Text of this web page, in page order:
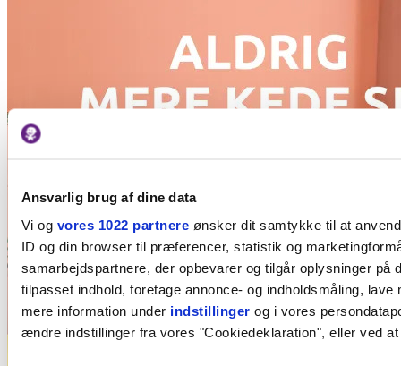
Ansvarlig brug af dine data
Vi og vores 1022 partnereønsker dit samtykke til at
ID og din browser til præferencer, statistik og
samarbejdspartnere, der opbevarer og tilgår oplysninger på
tilpasset indhold, foretage annonce- og indholdsmåling,
mere information under indstillinger og i vores
ændre indstillinger fra vores "Cookiedeklaration", eller ved